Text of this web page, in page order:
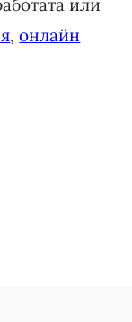
или
,онлайн